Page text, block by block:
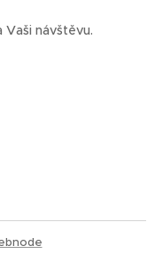
návštěvu.